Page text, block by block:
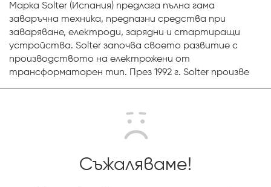
Марка Solter (Испания) предлага пълна гама
заваръчна техника, предпазни средства при
заваряване, електроди, зарядни и стартиращи
устройства. Solter започва своето развитие с
производството на електрожени от
трансформаторен тип. През 1992 г. Solter произве
Съжаляваме!